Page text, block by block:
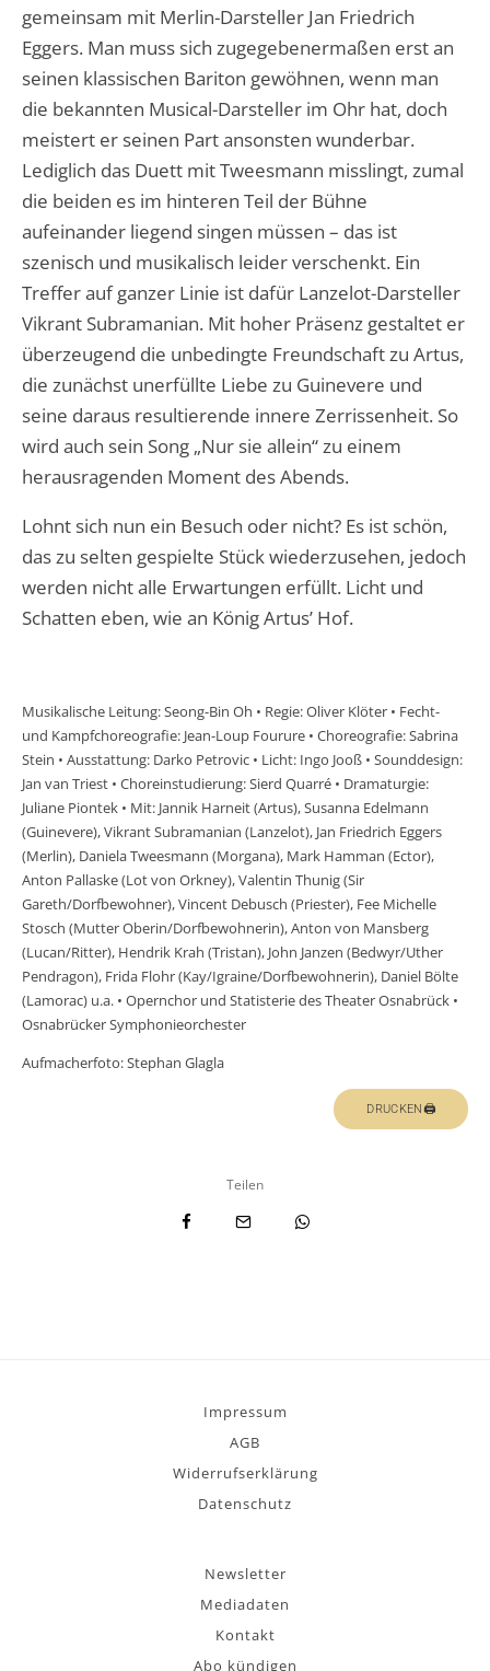
gemeinsam mit Merlin-Darsteller Jan Friedrich
Eggers. Man muss sich zugegebenermaßen erst an
seinen klassischen Bariton gewöhnen, wenn man
die bekannten Musical-Darsteller im Ohr hat, doch
meistert er seinen Part ansonsten wunderbar.
Lediglich das Duett mit Tweesmann misslingt, zumal
die beiden es im hinteren Teil der Bühne
aufeinander liegend singen müssen – das ist
szenisch und musikalisch leider verschenkt. Ein
Treffer auf ganzer Linie ist dafür Lanzelot-Darsteller
Vikrant Subramanian. Mit hoher Präsenz gestaltet er
überzeugend die unbedingte Freundschaft zu Artus,
die zunächst unerfüllte Liebe zu Guinevere und
seine daraus resultierende innere Zerrissenheit. So
wird auch sein Song „Nur sie allein“ zu einem
herausragenden Moment des Abends.
Lohnt sich nun ein Besuch oder nicht? Es ist schön,
das zu selten gespielte Stück wiederzusehen, jedoch
werden nicht alle Erwartungen erfüllt. Licht und
Schatten eben, wie an König Artus’ Hof.
Musikalische Leitung: Seong-Bin Oh • Regie: Oliver Klöter • Fecht-
und Kampfchoreografie: Jean-Loup Fourure • Choreografie: Sabrina
Stein • Ausstattung: Darko Petrovic • Licht: Ingo Jooß • Sounddesign:
Jan van Triest • Choreinstudierung: Sierd Quarré • Dramaturgie:
Juliane Piontek • Mit: Jannik Harneit (Artus), Susanna Edelmann
(Guinevere), Vikrant Subramanian (Lanzelot), Jan Friedrich Eggers
(Merlin), Daniela Tweesmann (Morgana), Mark Hamman (Ector),
Anton Pallaske (Lot von Orkney), Valentin Thunig (Sir
Gareth/Dorfbewohner), Vincent Debusch (Priester), Fee Michelle
Stosch (Mutter Oberin/Dorfbewohnerin), Anton von Mansberg
(Lucan/Ritter), Hendrik Krah (Tristan), John Janzen (Bedwyr/Uther
Pendragon), Frida Flohr (Kay/Igraine/Dorfbewohnerin), Daniel Bölte
(Lamorac) u.a. • Opernchor und Statisterie des Theater Osnabrück •
Osnabrücker Symphonieorchester
Aufmacherfoto: Stephan Glagla
DRUCKEN🖨
Teilen
Impressum
AGB
Widerrufserklärung
Datenschutz
Newsletter
Mediadaten
Kontakt
Abo kündigen